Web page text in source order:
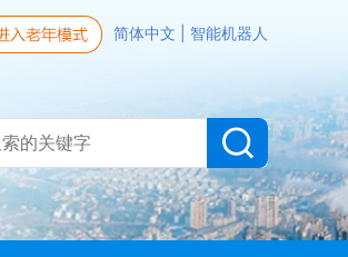
简体中文 智能机器人